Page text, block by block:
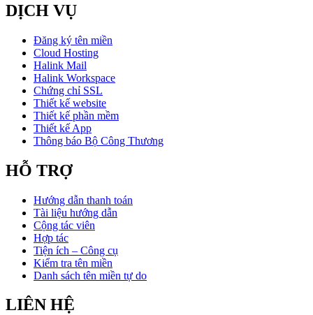
DỊCH VỤ
Đăng ký tên miền
Cloud Hosting
Halink Mail
Halink Workspace
Chứng chỉ SSL
Thiết kế website
Thiết kế phần mềm
Thiết kế App
Thông báo Bộ Công Thương
HỖ TRỢ
Hướng dẫn thanh toán
Tài liệu hướng dẫn
Cộng tác viên
Hợp tác
Tiện ích – Công cụ
Kiểm tra tên miền
Danh sách tên miền tự do
LIÊN HỆ